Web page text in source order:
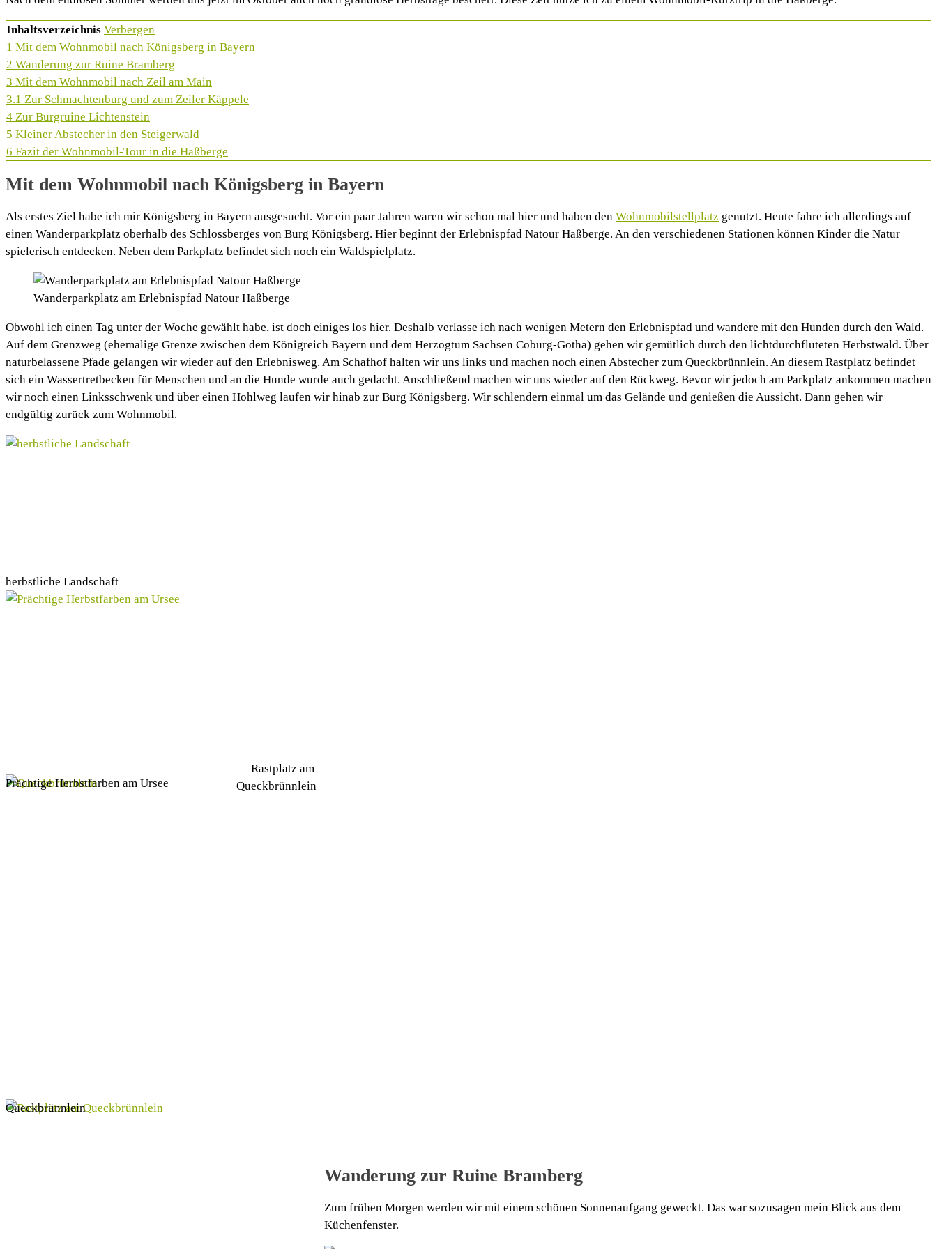
Inhaltsverzeichnis Verbergen
1 Mit dem Wohnmobil nach Königsberg in Bayern
2 Wanderung zur Ruine Bramberg
3 Mit dem Wohnmobil nach Zeil am Main
3.1 Zur Schmachtenburg und zum Zeiler Käppele
4 Zur Burgruine Lichtenstein
5 Kleiner Abstecher in den Steigerwald
6 Fazit der Wohnmobil-Tour in die Haßberge
Mit dem Wohnmobil nach Königsberg in Bayern
Als erstes Ziel habe ich mir Königsberg in Bayern ausgesucht. Vor ein paar Jahren waren wir schon mal hier und haben den Wohnmobilstellplatz genutzt. Heute fahre ich allerdings auf
einen Wanderparkplatz oberhalb des Schlossberges von Burg Königsberg. Hier beginnt der Erlebnispfad Natour Haßberge. An den verschiedenen Stationen können Kinder die Natur
spielerisch entdecken. Neben dem Parkplatz befindet sich noch ein Waldspielplatz.
Wanderparkplatz am Erlebnispfad Natour Haßberge
Obwohl ich einen Tag unter der Woche gewählt habe, ist doch einiges los hier. Deshalb verlasse ich nach wenigen Metern den Erlebnispfad und wandere mit den Hunden durch den Wald.
Auf dem Grenzweg (ehemalige Grenze zwischen dem Königreich Bayern und dem Herzogtum Sachsen Coburg-Gotha) gehen wir gemütlich durch den lichtdurchfluteten Herbstwald. Über
naturbelassene Pfade gelangen wir wieder auf den Erlebnisweg. Am Schafhof halten wir uns links und machen noch einen Abstecher zum Queckbrünnlein. An diesem Rastplatz befindet
sich ein Wassertretbecken für Menschen und an die Hunde wurde auch gedacht. Anschließend machen wir uns wieder auf den Rückweg. Bevor wir jedoch am Parkplatz ankommen machen
wir noch einen Linksschwenk und über einen Hohlweg laufen wir hinab zur Burg Königsberg. Wir schlendern einmal um das Gelände und genießen die Aussicht. Dann gehen wir
endgültig zurück zum Wohnmobil.
herbstliche Landschaft
Prächtige Herbstfarben am Ursee
Queckbrünnlein
Rastplatz am
Queckbrünnlein
Wanderung zur Ruine Bramberg
Zum frühen Morgen werden wir mit einem schönen Sonnenaufgang geweckt. Das war sozusagen mein Blick aus dem
Küchenfenster.